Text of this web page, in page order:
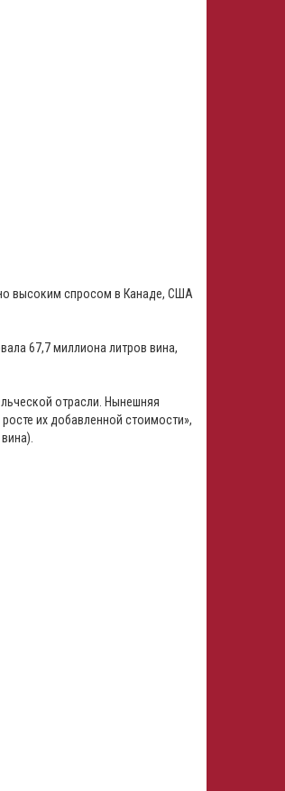
высоким спросом в Канаде, США
67,7 миллиона литров вина,
отрасли. Нынешняя
их добавленной стоимости»,